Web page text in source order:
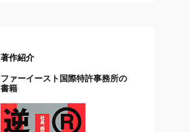
著作紹介
ファーイースト国際特許事務所の
書籍